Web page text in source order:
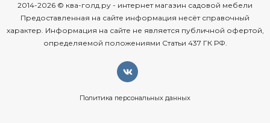
2014-2026 © ква-голд.ру - интернет магазин садовой мебели
Предоставленная на сайте информация несёт справочный
характер. Информация на сайте не является публичной офертой,
определяемой положениями Статьи 437 ГК РФ.
Политика персональных данных